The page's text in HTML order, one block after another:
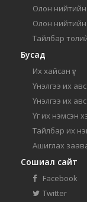
Олон нийтийн
Олон
Тайлбар
Бусад
Их хайсан үг
Үнэлгээ их
Үнэлгээ их
Үг их нэмсэн
Тайлбар их
Ашиглах
Сошиал сайт
Facebook
Twitter